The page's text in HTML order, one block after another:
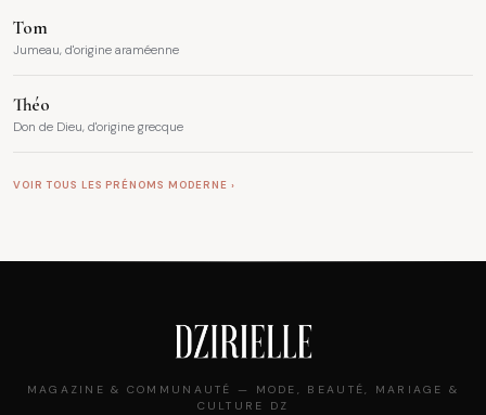
Tom
Jumeau, d'origine araméenne
Théo
Don de Dieu, d'origine grecque
VOIR TOUS LES PRÉNOMS MODERNE ›
MAGAZINE & COMMUNAUTÉ — MODE, BEAUTÉ, MARIAGE &
CULTURE DZ